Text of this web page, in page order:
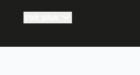
Pour aider les professionnels
avec une information utile et